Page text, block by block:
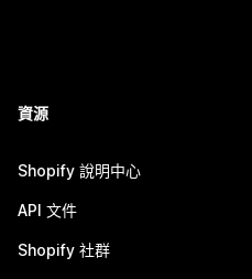
資源
Shopify 說明中心
API 文件
Shopify 社群